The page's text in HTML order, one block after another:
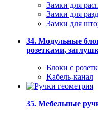
Замки для
Замки для
Замки для
34. Модульные
розетками,
Блоки с
Кабель-канал
35. Мебельные